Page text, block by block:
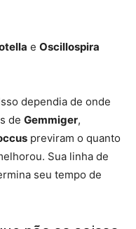
e Oscillospira
dependia de onde
de Gemmiger,
previram o quanto
Sua linha de
seu tempo de